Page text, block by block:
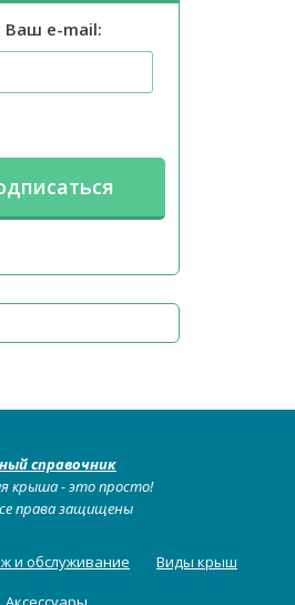
Ваш e-mail:
справочник
крыша - это просто!
права защищены
и обслуживание
Виды крыш